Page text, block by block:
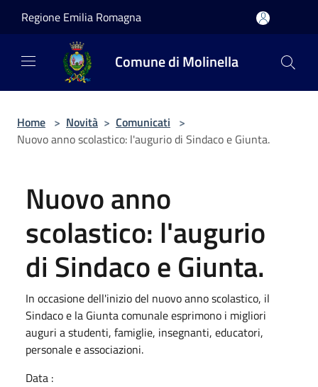
Regione Emilia Romagna
Comune di Molinella
Home > Novità > Comunicati >
Nuovo anno scolastico: l'augurio di Sindaco e Giunta.
Nuovo anno
scolastico: l'augurio
di Sindaco e Giunta.
In occasione dell'inizio del nuovo anno scolastico, il
Sindaco e la Giunta comunale esprimono i migliori
auguri a studenti, famiglie, insegnanti, educatori,
personale e associazioni.
Data :